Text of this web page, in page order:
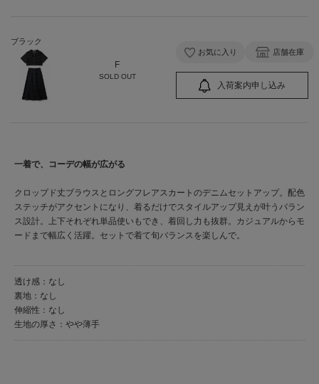
ブラック
F
SOLD OUT
お気に入り 店舗在庫
入荷案内申し込み
一着で、コーデの幅が広がる
クロップド丈ブラウスとロングフレアスカートのデニムセットアップ。配色
ステッチがアクセントになり、着るだけでスタイルアップ見えが叶うバラン
ス設計。上下それぞれ単品使いもでき、着回し力も抜群。カジュアルからモ
ードまで幅広く活躍。セットで着て旬バランスを楽しんで。
透け感：なし
裏地：なし
伸縮性：なし
生地の厚さ：やや薄手